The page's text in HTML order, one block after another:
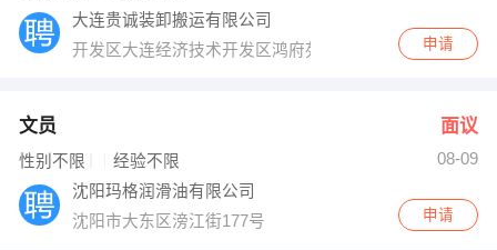
大连贵诚装卸搬运有限公司
开发区大连经济技术开发区鸿府苑1-21号
申请
文员 面议
性别不限 经验不限
08-09
沈阳玛格润滑油有限公司
沈阳市大东区滂江街177号
申请